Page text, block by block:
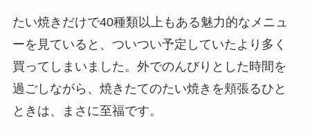
たい焼きだけで40種類以上もある魅力的なメニュ
ーを見ていると、ついつい予定していたより多く
買ってしまいました。外でのんびりとした時間を
過ごしながら、焼きたてのたい焼きを頬張るひと
ときは、まさに至福です。